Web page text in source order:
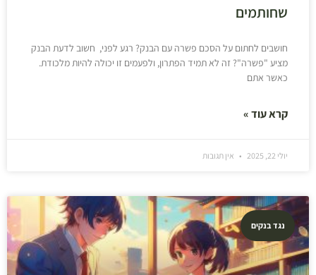
שחותמים
חושבים לחתום על הסכם פשרה עם הבנק? רגע לפני, חשוב לדעת הבנק
מציע "פשרה"? זה לא תמיד הפתרון, ולפעמים זו יכולה להיות מלכודת.
כאשר אתם
קרא עוד »
יולי 22, 2025 אין תגובות
נגד בנקים